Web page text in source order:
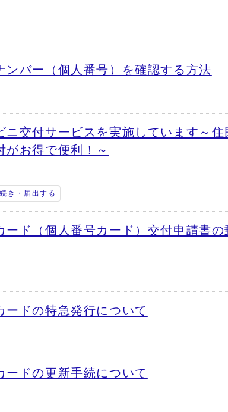
ンバー（個人番号）を確認する方法
ニ交付サービスを実施しています～住
がお得で便利！～
き・届出する
ード（個人番号カード）交付申請書の
ードの特急発行について
ードの更新手続について